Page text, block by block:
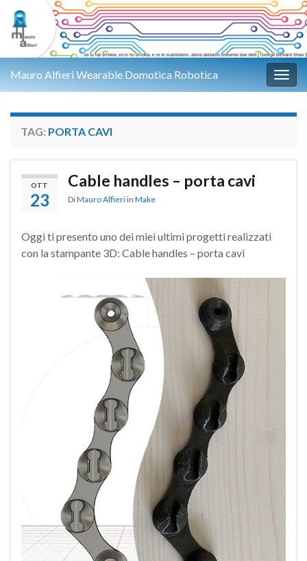
Mauro Alfieri Wearable Domotica Robotica
TAG: PORTA CAVI
OTT
23
Cable handles – porta cavi
DiMauro Alfieri in Make
Oggi ti presento uno dei miei ultimi progetti realizzati
con la stampante 3D: Cable handles – porta cavi